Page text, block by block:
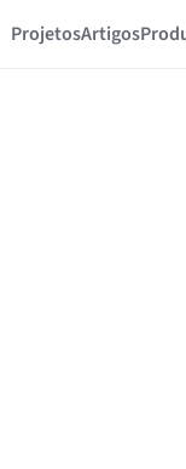
ProjetosArtigos